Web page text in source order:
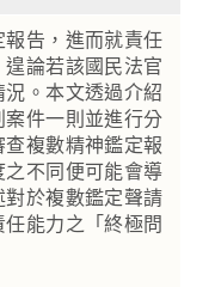
告，進而就責任
論若該國民法官
。本文透過介紹
案件一則並進行分
複數精神鑑定報
不同便可能會導
於複數鑑定聲請
能力之「終極問